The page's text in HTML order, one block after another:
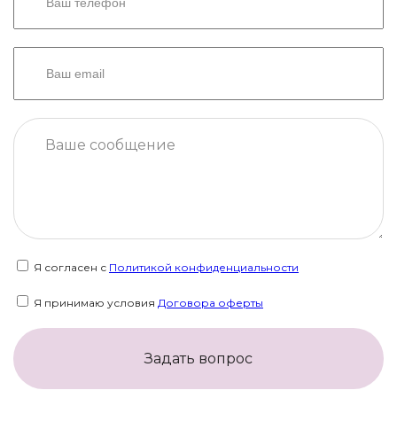
Я согласен с Политикой конфиденциальности
Я принимаю условия Договора оферты
Задать вопрос